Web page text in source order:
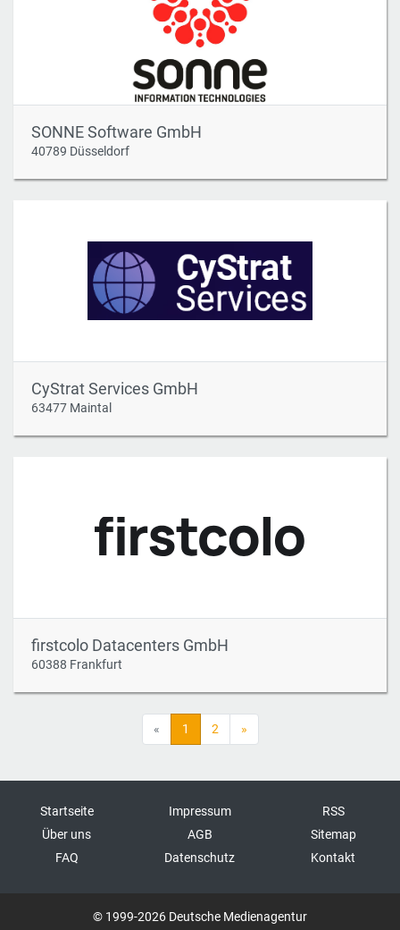
SONNE Software GmbH
40789 Düsseldorf
CyStrat Services GmbH
63477 Maintal
firstcolo Datacenters GmbH
60388 Frankfurt
« 1 2 »
Startseite
Über uns
FAQ
Impressum
AGB
Datenschutz
RSS
Sitemap
Kontakt
© 1999-2026 Deutsche Medienagentur